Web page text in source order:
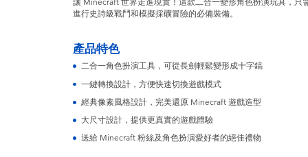
進行史詩級戰鬥和模擬採礦冒險的必備裝備。
產品特色
二合一角色扮演工具，可從長劍輕鬆變形成十字鎬
一鍵轉換設計，方便快速切換遊戲模式
經典像素風格設計，完美還原 Minecraft 遊戲造型
大尺寸設計，提供更真實的遊戲體驗
送給 Minecraft 粉絲及角色扮演愛好者的絕佳禮物